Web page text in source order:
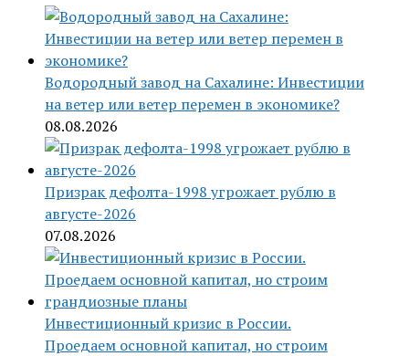
Водородный завод на Сахалине: Инвестиции
на ветер или ветер перемен в экономике?
08.08.2026
Призрак дефолта-1998 угрожает рублю в
августе-2026
07.08.2026
Инвестиционный кризис в России.
Проедаем основной капитал, но строим